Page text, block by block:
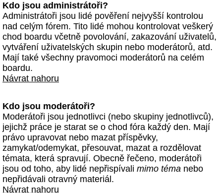
Kdo jsou administrátoři?
Administrátoři jsou lidé pověření nejvyšší kontrolou
nad celým fórem. Tito lidé mohou kontrolovat veškerý
chod boardu včetně povolování, zakazování uživatelů,
vytváření uživatelských skupin nebo moderátorů, atd.
Mají také všechny pravomoci moderátorů na celém
boardu.
Návrat nahoru
Kdo jsou moderátoři?
Moderátoři jsou jednotlivci (nebo skupiny jednotlivců),
jejichž práce je starat se o chod fóra každý den. Mají
právo upravovat nebo mazat příspěvky,
zamykat/odemykat, přesouvat, mazat a rozdělovat
témata, která spravují. Obecně řečeno, moderátoři
jsou od toho, aby lidé nepřispívali mimo téma nebo
nepřidávali otravný materiál.
Návrat nahoru